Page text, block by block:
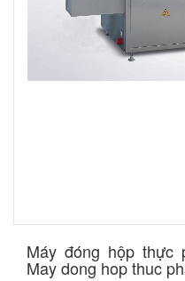
​Máy đóng hộp thực
May dong hop thuc